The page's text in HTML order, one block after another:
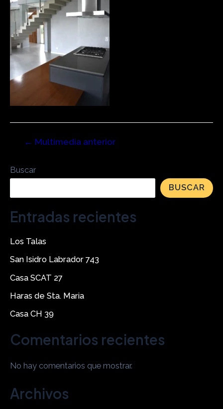
← Multimedia anterior
Buscar
BUSCAR
Entradas recientes
Los Talas
San Isidro Labrador 743
Casa SCAT 27
Haras de Sta. Maria
Casa CH 39
Comentarios recientes
No hay comentarios que mostrar.
Archivos